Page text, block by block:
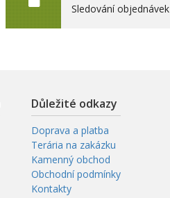
Sledování objednávek
Důležité odkazy
Doprava a platba
Terária na zakázku
Kamenný obchod
Obchodní podmínky
Kontakty